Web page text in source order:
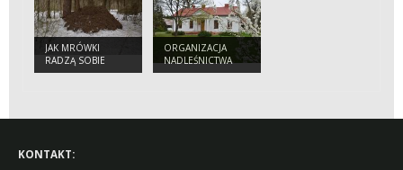
JAK MRÓWKI
RADZĄ SOBIE
ZIMĄ? CZY ŚPIĄ?
ORGANIZACJA
NADLEŚNICTWA
BIAŁOWIEŻA
KONTAKT: